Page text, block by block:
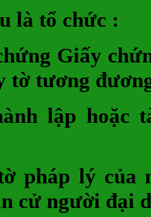
là tổ chức
Giấy
tờ tương
lập hoặc
pháp lý của
cử người